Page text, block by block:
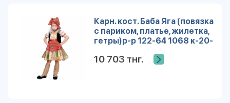
Карн. кост. Баба Яга (повязка
с париком, платье, жилетка,
гетры)р-р 122-64 1068 к-20-
10 703 тнг.